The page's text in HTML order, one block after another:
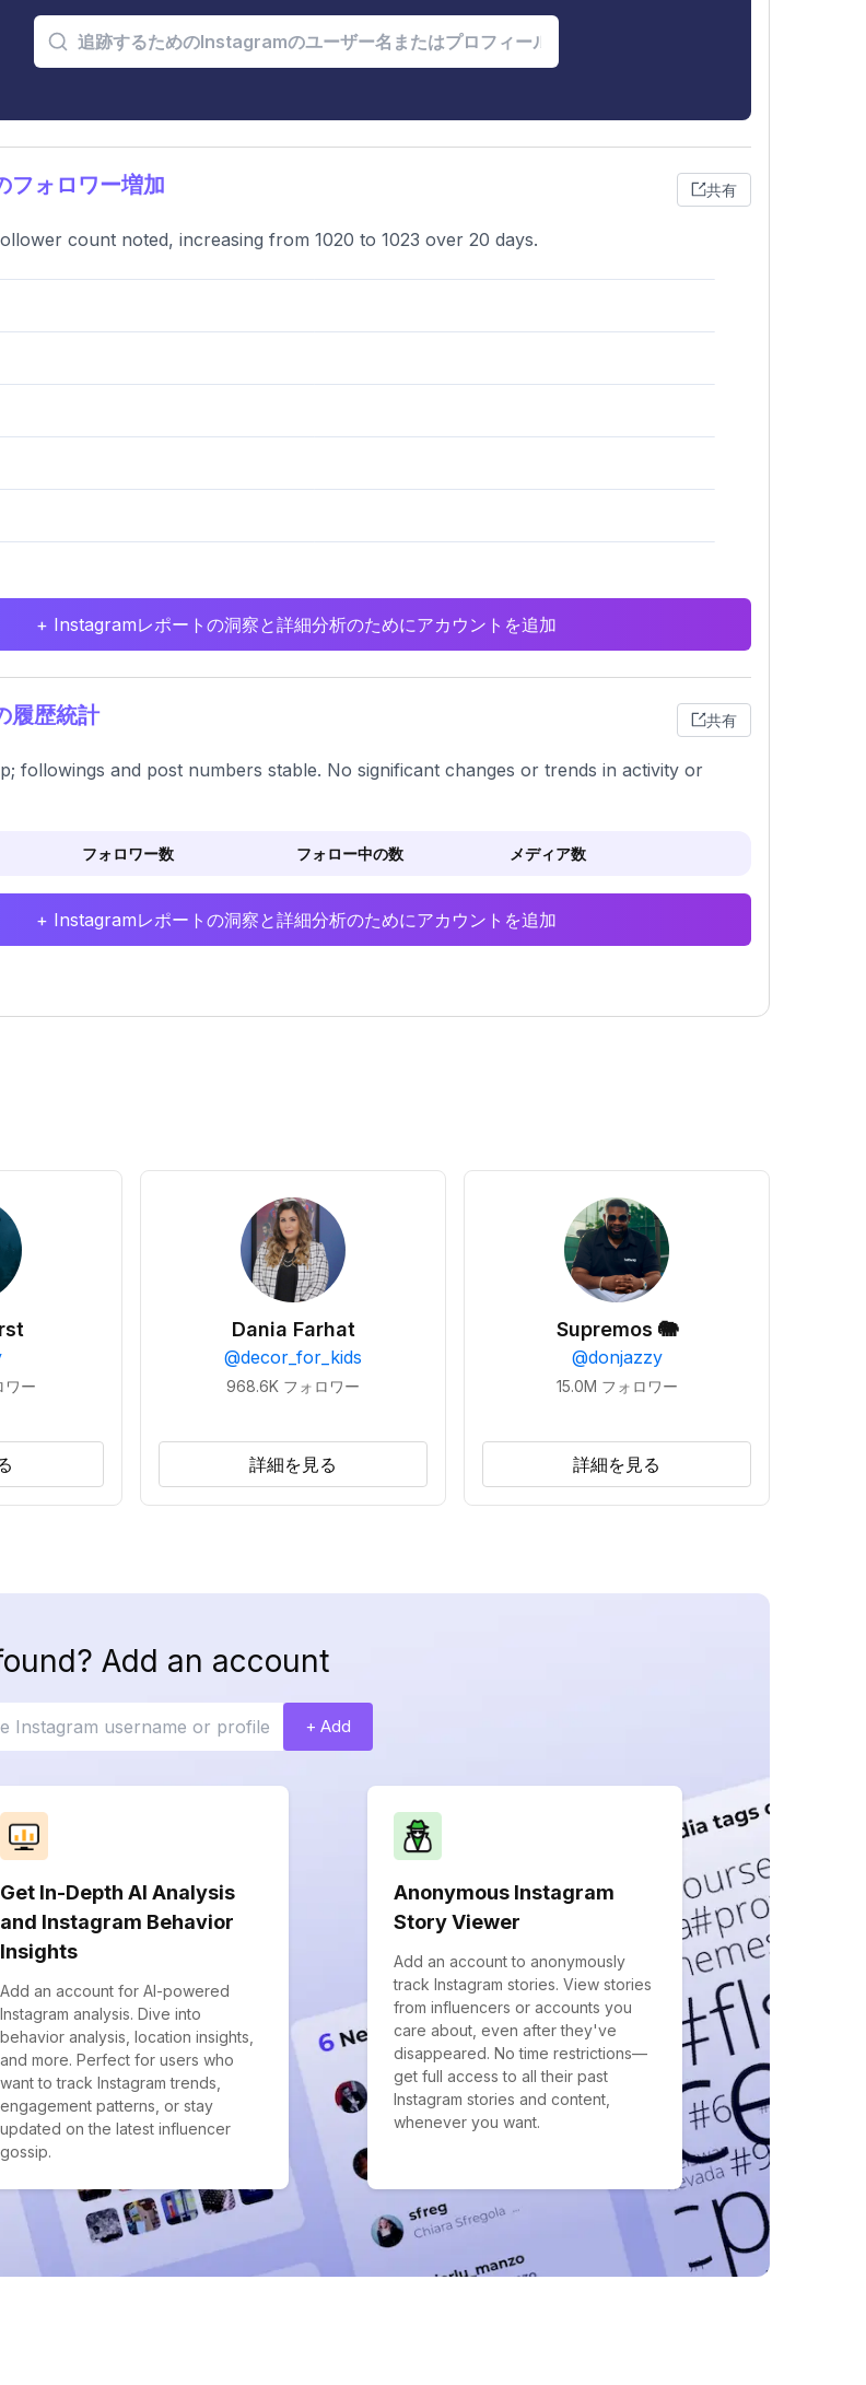
ォロワー増加 共有
count noted, increasing from 1020 to 1023 over 20 days.
+ Instagramレポートの洞察と詳細分析のためにアカウントを追加
履歴統計 共有
followings and post numbers stable. No significant changes or trends in activity or
フォロワー数 フォロー中の数 メディア数
+ Instagramレポートの洞察と詳細分析のためにアカウントを追加
ワー
Dania Farhat
@decor_for_kids
968.6K フォロワー
詳細を見る
Supremos 🐘
@donjazzy
15.0M フォロワー
詳細を見る
Add an account
+ Add
Get In-Depth AI Analysis
and Instagram Behavior
Insights
Add an account for AI-powered
Instagram analysis. Dive into
behavior analysis, location insights,
and more. Perfect for users who
want to track Instagram trends,
engagement patterns, or stay
updated on the latest influencer
gossip.
Anonymous Instagram
Story Viewer
Add an account to anonymously
track Instagram stories. View stories
from influencers or accounts you
care about, even after they've
disappeared. No time restrictions—
get full access to all their past
Instagram stories and content,
whenever you want.